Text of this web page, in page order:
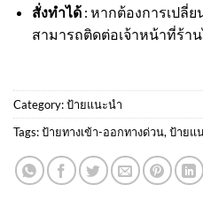
สั่งทำได้: หากต้องการเปลี่
สามารถติดต่อเจ้าหน้าที่ร้า
Category:ป้ายแนะนำ
Tags:ป้ายทางเข้า-ออกทางด่วน, ป้ายแ